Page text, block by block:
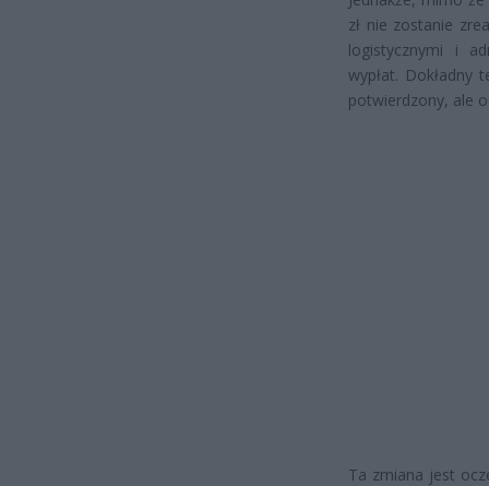
zł nie zostanie
logistycznymi i
wypłat. Dokładny
potwierdzony, ale
Ta zmiana jest